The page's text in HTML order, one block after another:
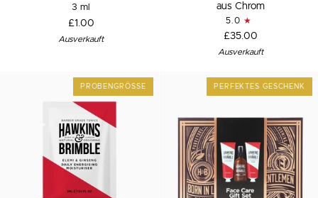
3 ml
£1.00
Ausverkauft
aus Chrom
5.0
£35.00
Ausverkauft
PROBENGRÖSSE PERFEKTES GESCHENK